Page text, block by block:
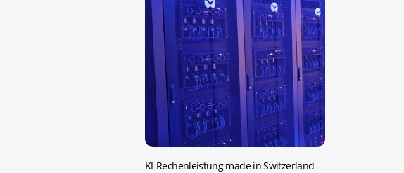
KI-Rechenleistung made in Switzerland -